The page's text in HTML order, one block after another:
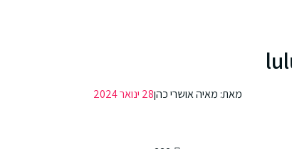
מאת: מאיה אושרי כהן28 ינואר 2024